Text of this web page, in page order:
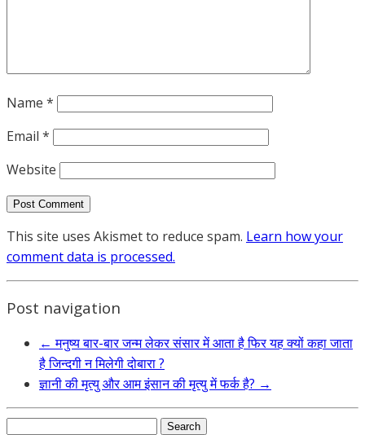
Name *
Email *
Website
This site uses Akismet to reduce spam. Learn how your
comment data is processed.
Post navigation
← मनुष्य बार-बार जन्म लेकर संसार में आता है फिर यह क्यों कहा जाता
है जिन्दगी न मिलेगी दोबारा ?
ज्ञानी की मृत्यु और आम इंसान की मृत्यु में फर्क है? →
Search